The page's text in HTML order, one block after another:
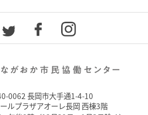
0062 長岡市大手通1-4-10
ルプラザアオーレ長岡 西棟3階